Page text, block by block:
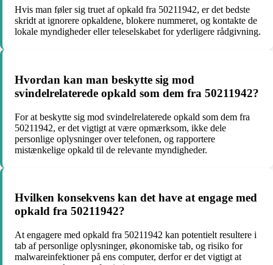
Hvis man føler sig truet af opkald fra 50211942, er det bedste
skridt at ignorere opkaldene, blokere nummeret, og kontakte de
lokale myndigheder eller teleselskabet for yderligere rådgivning.
Hvordan kan man beskytte sig mod
svindelrelaterede opkald som dem fra 50211942?
For at beskytte sig mod svindelrelaterede opkald som dem fra
50211942, er det vigtigt at være opmærksom, ikke dele
personlige oplysninger over telefonen, og rapportere
mistænkelige opkald til de relevante myndigheder.
Hvilken konsekvens kan det have at engage med
opkald fra 50211942?
At engagere med opkald fra 50211942 kan potentielt resultere i
tab af personlige oplysninger, økonomiske tab, og risiko for
malwareinfektioner på ens computer, derfor er det vigtigt at